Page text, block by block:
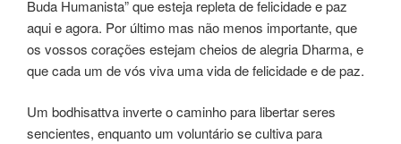
Buda Humanista” que esteja repleta de felicidade e paz
aqui e agora. Por último mas não menos importante, que
os vossos corações estejam cheios de alegria Dharma, e
que cada um de vós viva uma vida de felicidade e de paz.
Um bodhisattva inverte o caminho para libertar seres
sencientes, enquanto um voluntário se cultiva para